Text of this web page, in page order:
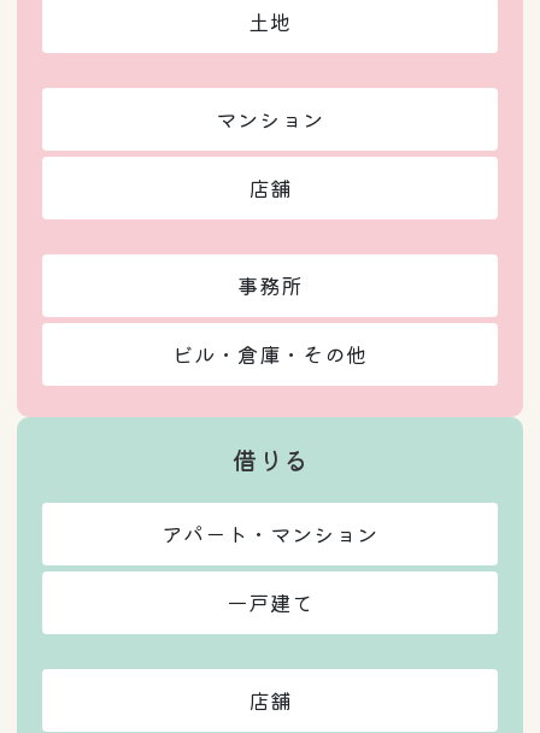
土地
マンション
店舗
事務所
ビル・倉庫・その他
借りる
アパート・マンション
一戸建て
店舗